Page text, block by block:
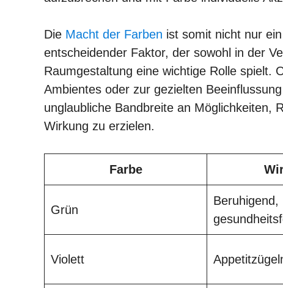
Die Macht der Farben ist somit nicht nur
entscheidender Faktor, der sowohl in der
Raumgestaltung eine wichtige Rolle spielt.
Ambientes oder zur gezielten
unglaubliche Bandbreite an Möglichkeiten,
Wirkung zu erzielen.
Farbe
Grün
Beruhigend,
Violett